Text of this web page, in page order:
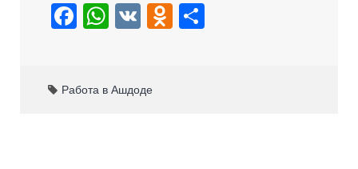
F
e
W
s
V
O
Работа в Ашдоде